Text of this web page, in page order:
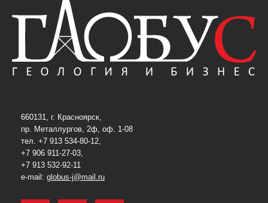
660131, г. Красноярск,
пр. Металлургов, 2ф, оф. 1-08
тел. +7 913 534-80-12,
+7 906 911-27-03,
+7 913 532-92-11
e-mail: globus-j@mail.ru